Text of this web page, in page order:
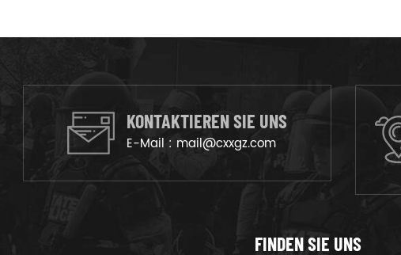
KONTAKTIEREN SIE UNS
E-Mail : mail@cxxgz.com
FINDEN SIE UNS